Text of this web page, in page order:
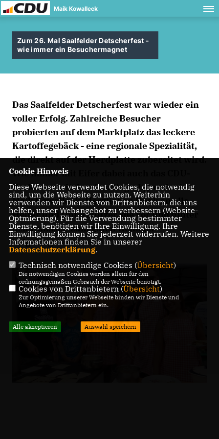
Maik Kowalleck
Zum 26. Mal Saalfelder Detscherfest -
wie immer ein Besuchermagnet
Das Saalfelder Detscherfest war wieder ein
voller Erfolg. Zahlreiche Besucher
probierten auf dem Marktplatz das leckere
Kartoffegebäck - eine regionale Spezialität,
die direkt auf der Herdplatte zubereitet wird.
Wie immer mit Eifer dabei auch das CDU-
Backteam mit dem Landtagsabgeordneten
Maik Kowalleck. Herzlichen Dank an alle
Helfer und Unterstützer, die vor und hinter
den Kulissen zum guten Gelingen
beigetragen haben.
Cookie Hinweis
Diese Webseite verwendet Cookies, die notwendig
sind, um die Webseite zu nutzen. Weiterhin
verwenden wir Dienste von Drittanbietern, die uns
helfen, unser Webangebot zu verbessern (Website-
Optmierung). Für die Verwendung bestimmter
Dienste, benötigen wir Ihre Einwilligung. Ihre
Einwilligung können Sie jederzeit widerrufen. Weitere
Informationen finden Sie in unserer
Datenschutzerklärung.
Technisch notwendige Cookies (Übersicht)
Die notwendigen Cookies werden allein für den
ordnungsgemäßen Gebrauch der Webseite benötigt.
Cookies von Drittanbietern (Übersicht)
Zur Optimierung unserer Webseite binden wir Dienste und
Angebote von Drittanbietern ein.
Alle akzeptieren Auswahl speichern